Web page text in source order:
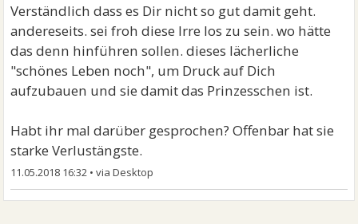
Verständlich dass es Dir nicht so gut damit geht.
andereseits. sei froh diese Irre los zu sein. wo hätte
das denn hinführen sollen. dieses lächerliche
"schönes Leben noch", um Druck auf Dich
aufzubauen und sie damit das Prinzesschen ist.
Habt ihr mal darüber gesprochen? Offenbar hat sie
starke Verlustängste.
11.05.2018 16:32 •